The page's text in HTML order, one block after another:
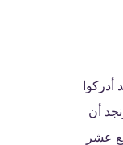
أن
عشر